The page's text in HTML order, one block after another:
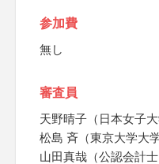
参加費
無し
審査員
天野晴子（日本女子大
松島 斉（東京大学大
山田真哉（公認会計士